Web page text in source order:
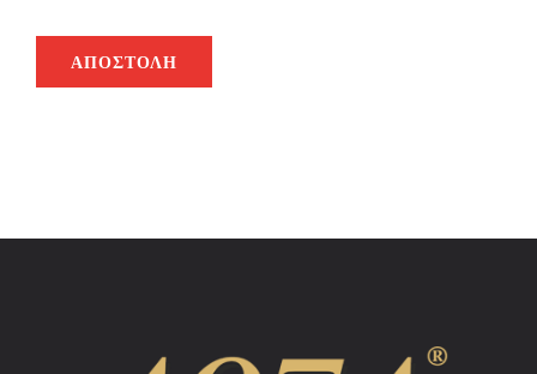
ΑΠΟΣΤΟΛΉ